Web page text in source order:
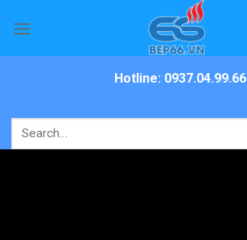
Hotline: 0937.04.99.66
Search
for: